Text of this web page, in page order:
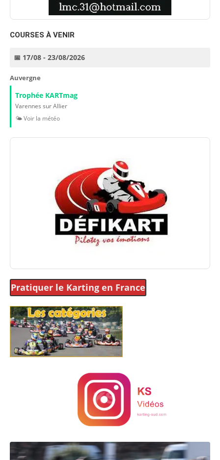
COURSES À VENIR
📅 17/08 - 23/08/2026
Auvergne
Trophée KARTmag
Varennes sur Allier
🌤️ Voir la météo
Pratiquer le Karting en France